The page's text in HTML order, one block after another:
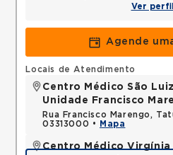
Ver perfil
Agende
Locais de Atendimento
Centro Médico São
Unidade Francisco
Rua Francisco Marengo,
03313000 •
Mapa
Centro Médico Virgínia